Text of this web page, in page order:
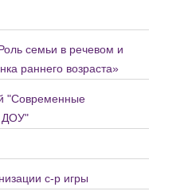
семьи в речевом и
раннего возраста»
"Современные
ДОУ"
с-р игры